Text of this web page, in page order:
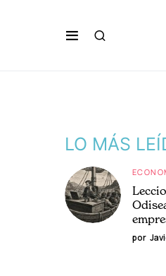
LO MÁS
por